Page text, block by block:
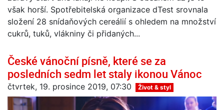
však horší. Spotřebitelská organizace dTest srovnala
složení 28 snídaňových cereálií s ohledem na množství
cukrů, tuků, vlákniny či přidaných...
České vánoční písně, které se za
posledních sedm let staly ikonou Vánoc
čtvrtek, 19. prosince 2019, 07:30 Život & styl